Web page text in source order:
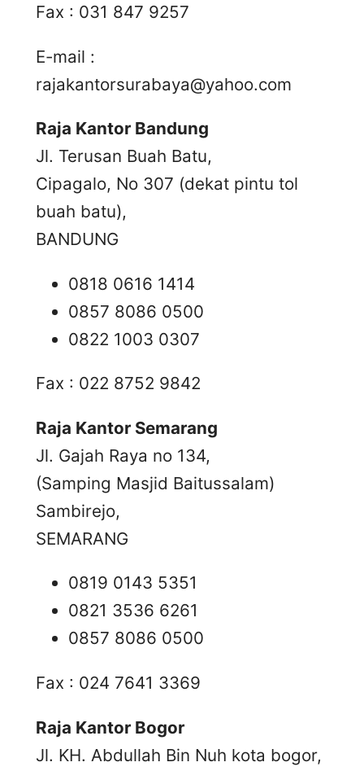
Fax : 031 847 9257
E-mail :
rajakantorsurabaya@yahoo.com
Raja Kantor Bandung
Jl. Terusan Buah Batu,
Cipagalo, No 307 (dekat pintu tol
buah batu),
BANDUNG
0818 0616 1414
0857 8086 0500
0822 1003 0307
Fax : 022 8752 9842
Raja Kantor Semarang
Jl. Gajah Raya no 134,
(Samping Masjid Baitussalam)
Sambirejo,
SEMARANG
0819 0143 5351
0821 3536 6261
0857 8086 0500
Fax : 024 7641 3369
Raja Kantor Bogor
Jl. KH. Abdullah Bin Nuh kota bogor,